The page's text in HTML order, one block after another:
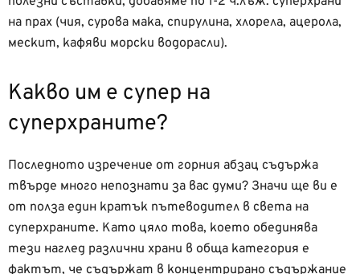
на прах (чия, сурова мака, спирулина, хлорела, ацерола,
мескит, кафяви морски водорасли).
Какво им е супер на
суперхраните?
Последното изречение от горния абзац съдържа
твърде много непознати за вас думи? Значи ще ви е
от полза един кратък пътеводител в света на
суперхраните. Като цяло това, което обединява
тези наглед различни храни в обща категория е
фактът, че съдържат в концентрирано съдържание